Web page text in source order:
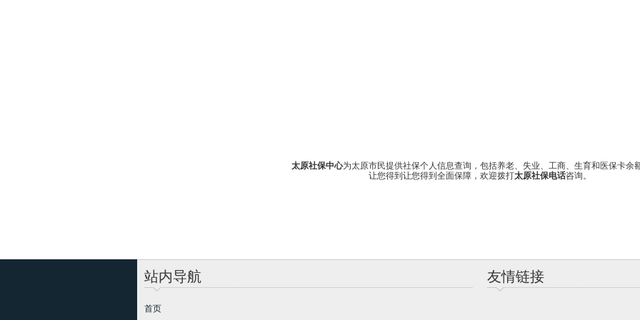
太原社保中心为太原市民提供社保个人信息查询，包括养老、失业、工商、生育和医保卡余
让您得到让您得到全面保障，欢迎拨打太原社保电话咨询。
站内导航
首页
友情链接